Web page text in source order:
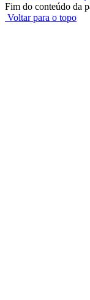
Fim do conteúdo da
Voltar para o topo